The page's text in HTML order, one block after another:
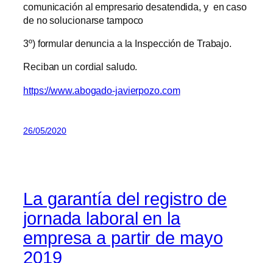
comunicación al empresario desatendida, y en caso
de no solucionarse tampoco
3º) formular denuncia a la Inspección de Trabajo.
Reciban un cordial saludo.
https://www.abogado-javierpozo.com
26/05/2020
La garantía del registro de
jornada laboral en la
empresa a partir de mayo
2019